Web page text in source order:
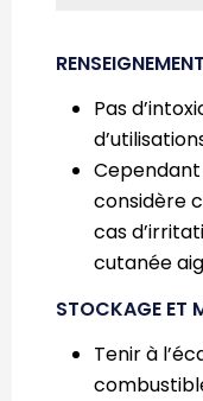
Pas
considère
cas
cutanée
STOCKAGE ET
Tenir à